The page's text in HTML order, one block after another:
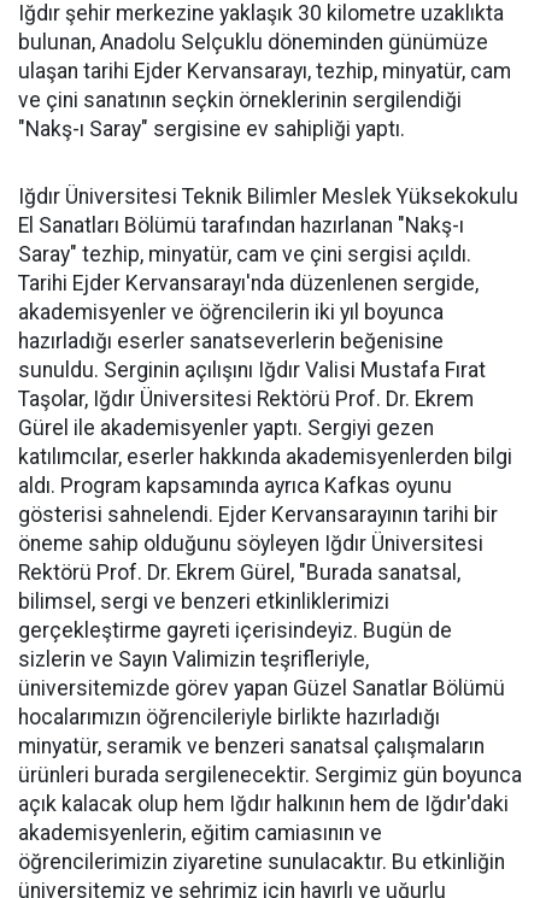
Iğdır şehir merkezine yaklaşık 30 kilometre uzaklıkta
bulunan, Anadolu Selçuklu döneminden günümüze
ulaşan tarihi Ejder Kervansarayı, tezhip, minyatür, cam
ve çini sanatının seçkin örneklerinin sergilendiği
"Nakş-ı Saray" sergisine ev sahipliği yaptı.
Iğdır Üniversitesi Teknik Bilimler Meslek Yüksekokulu
El Sanatları Bölümü tarafından hazırlanan "Nakş-ı
Saray" tezhip, minyatür, cam ve çini sergisi açıldı.
Tarihi Ejder Kervansarayı'nda düzenlenen sergide,
akademisyenler ve öğrencilerin iki yıl boyunca
hazırladığı eserler sanatseverlerin beğenisine
sunuldu. Serginin açılışını Iğdır Valisi Mustafa Fırat
Taşolar, Iğdır Üniversitesi Rektörü Prof. Dr. Ekrem
Gürel ile akademisyenler yaptı. Sergiyi gezen
katılımcılar, eserler hakkında akademisyenlerden bilgi
aldı. Program kapsamında ayrıca Kafkas oyunu
gösterisi sahnelendi. Ejder Kervansarayının tarihi bir
öneme sahip olduğunu söyleyen Iğdır Üniversitesi
Rektörü Prof. Dr. Ekrem Gürel, "Burada sanatsal,
bilimsel, sergi ve benzeri etkinliklerimizi
gerçekleştirme gayreti içerisindeyiz. Bugün de
sizlerin ve Sayın Valimizin teşrifleriyle,
üniversitemizde görev yapan Güzel Sanatlar Bölümü
hocalarımızın öğrencileriyle birlikte hazırladığı
minyatür, seramik ve benzeri sanatsal çalışmaların
ürünleri burada sergilenecektir. Sergimiz gün boyunca
açık kalacak olup hem Iğdır halkının hem de Iğdır'daki
akademisyenlerin, eğitim camiasının ve
öğrencilerimizin ziyaretine sunulacaktır. Bu etkinliğin
üniversitemiz ve şehrimiz için hayırlı ve uğurlu